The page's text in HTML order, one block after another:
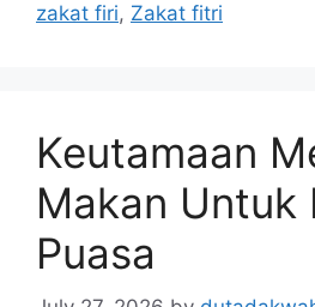
zakat firi, Zakat fitri
Keutamaan
Makan Untuk
Puasa